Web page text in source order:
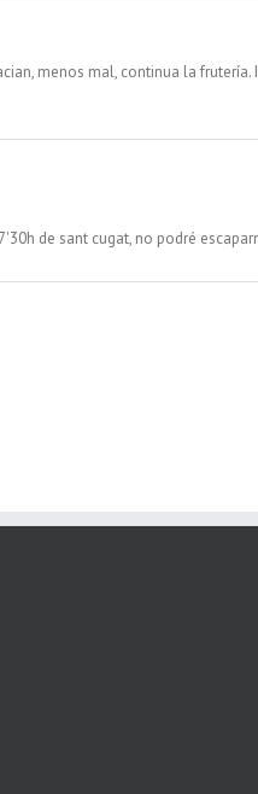
menos mal, continua la
de sant cugat, no podré